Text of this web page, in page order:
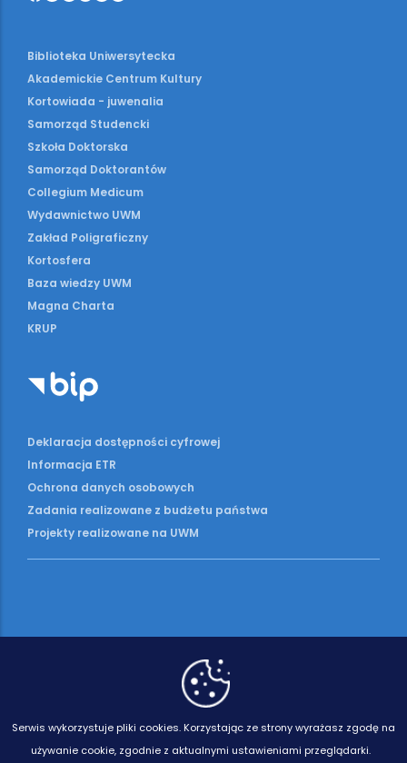
Biblioteka Uniwersytecka
Akademickie Centrum Kultury
Kortowiada - juwenalia
Samorząd Studencki
Szkoła Doktorska
Samorząd Doktorantów
Collegium Medicum
Wydawnictwo UWM
Zakład Poligraficzny
Kortosfera
Baza wiedzy UWM
Magna Charta
KRUP
Deklaracja dostępności cyfrowej
Informacja ETR
Ochrona danych osobowych
Zadania realizowane z budżetu państwa
Projekty realizowane na UWM
Serwis wykorzystuje pliki cookies. Korzystając ze strony wyrażasz zgodę na
używanie cookie, zgodnie z aktualnymi ustawieniami przeglądarki.